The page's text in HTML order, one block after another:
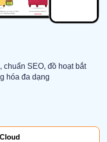
chuẩn SEO, đồ hoạt bắt
hóa đa dạng